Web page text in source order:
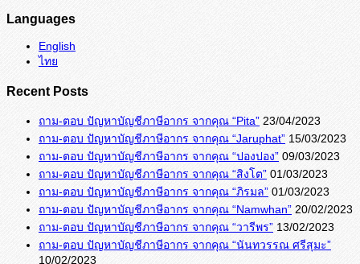
Languages
English
ไทย
Recent Posts
ถาม-ตอบ ปัญหาบัญชีภาษีอากร จากคุณ “Pita” 23/04/2023
ถาม-ตอบ ปัญหาบัญชีภาษีอากร จากคุณ “Jaruphat” 15/03/2023
ถาม-ตอบ ปัญหาบัญชีภาษีอากร จากคุณ “ปองปอง” 09/03/2023
ถาม-ตอบ ปัญหาบัญชีภาษีอากร จากคุณ “สิงโต” 01/03/2023
ถาม-ตอบ ปัญหาบัญชีภาษีอากร จากคุณ “ภิรมล” 01/03/2023
ถาม-ตอบ ปัญหาบัญชีภาษีอากร จากคุณ “Namwhan” 20/02/2023
ถาม-ตอบ ปัญหาบัญชีภาษีอากร จากคุณ “วารีพร” 13/02/2023
ถาม-ตอบ ปัญหาบัญชีภาษีอากร จากคุณ “นันทวรรณ ศรีสุมะ”
10/02/2023